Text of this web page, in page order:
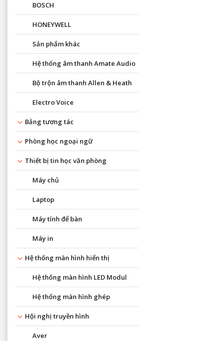
BOSCH
HONEYWELL
Sản phẩm khác
Hệ thống âm thanh Amate Audio
Bộ trộn âm thanh Allen & Heath
Electro Voice
Bảng tương tác
Phòng học ngoại ngữ
Thiết bị tin học văn phòng
Máy chủ
Laptop
Máy tính để bàn
Máy in
Hệ thống màn hình hiển thị
Hệ thống màn hình LED Modul
Hệ thống màn hình ghép
Hội nghị truyền hình
Aver